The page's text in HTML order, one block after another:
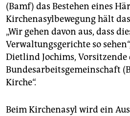
(Bamf) das Bestehen eines
Kirchenasylbewegung hält
„Wir gehen davon aus, dass
Verwaltungsgerichte so
Dietlind Jochims, Vorsitzende
Bundesarbeitsgemeinschaft
Kirche“.
Beim Kirchenasyl wird ein